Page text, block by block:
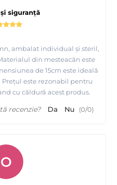
siguranță
ambalat individual și steril,
din mesteacăn este
de 15cm este ideală
este rezonabil pentru
cu căldură acest produs.
recenzie? Da Nu (0/0)
O